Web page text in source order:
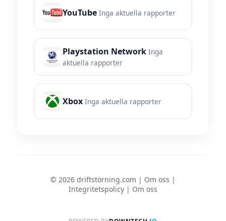
YouTube Inga aktuella rapporter
Playstation Network Inga
aktuella rapporter
Xbox Inga aktuella rapporter
© 2026 driftstörning.com | Om oss |
Integritetspolicy | Om oss